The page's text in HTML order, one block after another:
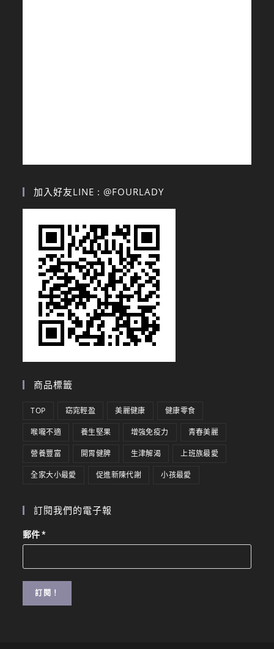
加入好友LINE : @FOURLADY
商品標籤
TOP 窈窕輕盈 美麗健康 健康零食
喉嚨不適 養生堅果 增強免疫力 青春美麗
營養豐富 開胃健脾 生津解渴 上班族最愛
全家大小最愛 促進新陳代謝 小孩最愛
訂閱我們的電子報
郵件*